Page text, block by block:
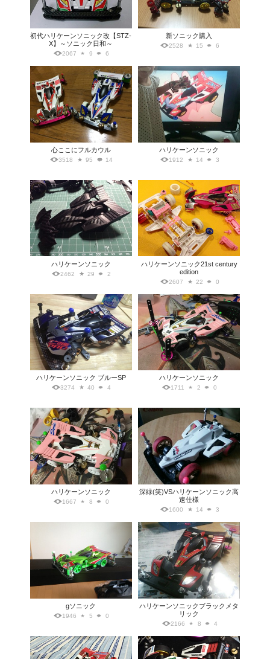
初代ハリケーンソニック改【STZ-
X】～ソニック日和～
2067 9 6
新ソニック購入
2528 15 6
心ここにフルカウル
3518 95 14
ハリケーンソニック
1912 14 3
ハリケーンソニック
2462 29 2
ハリケーンソニック21st century
edition
2607 22 0
ハリケーンソニック ブルーSP
3274 40 4
ハリケーンソニック
1711 2 0
ハリケーンソニック
1667 8 0
深緑(笑)VSハリケーンソニック高
速仕様
1600 14 3
gソニック
1946 5 0
ハリケーンソニックブラックメタ
リック
2166 8 4